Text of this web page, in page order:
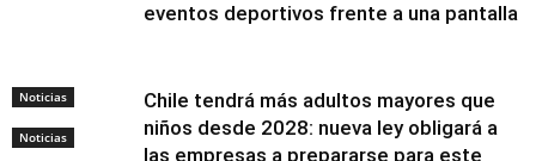
Noticias
Noticias
eventos deportivos frente a una pantalla
Chile tendrá más adultos mayores que
niños desde 2028: nueva ley obligará a
las empresas a prepararse para este